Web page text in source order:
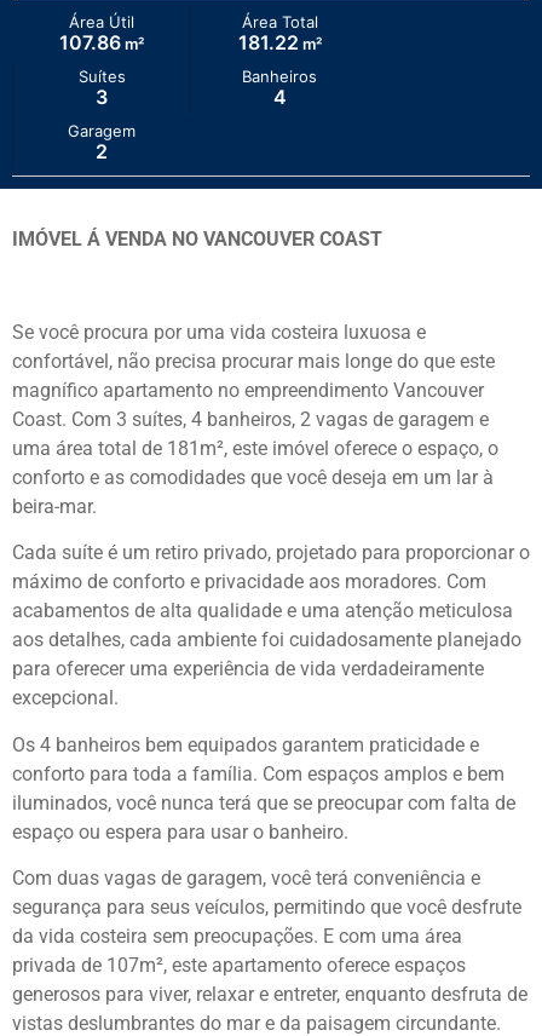
Área Útil
107.86m²
Área Total
181.22 m²
Suítes
3
Banheiros
4
Garagem
2
IMÓVEL Á VENDA NO VANCOUVER COAST
Se você procura por uma vida costeira luxuosa e
confortável, não precisa procurar mais longe do que este
magnífico apartamento no empreendimento Vancouver
Coast. Com 3 suítes, 4 banheiros, 2 vagas de garagem e
uma área total de 181m², este imóvel oferece o espaço, o
conforto e as comodidades que você deseja em um lar à
beira-mar.
Cada suíte é um retiro privado, projetado para proporcionar o
máximo de conforto e privacidade aos moradores. Com
acabamentos de alta qualidade e uma atenção meticulosa
aos detalhes, cada ambiente foi cuidadosamente planejado
para oferecer uma experiência de vida verdadeiramente
excepcional.
Os 4 banheiros bem equipados garantem praticidade e
conforto para toda a família. Com espaços amplos e bem
iluminados, você nunca terá que se preocupar com falta de
espaço ou espera para usar o banheiro.
Com duas vagas de garagem, você terá conveniência e
segurança para seus veículos, permitindo que você desfrute
da vida costeira sem preocupações. E com uma área
privada de 107m², este apartamento oferece espaços
generosos para viver, relaxar e entreter, enquanto desfruta de
vistas deslumbrantes do mar e da paisagem circundante.